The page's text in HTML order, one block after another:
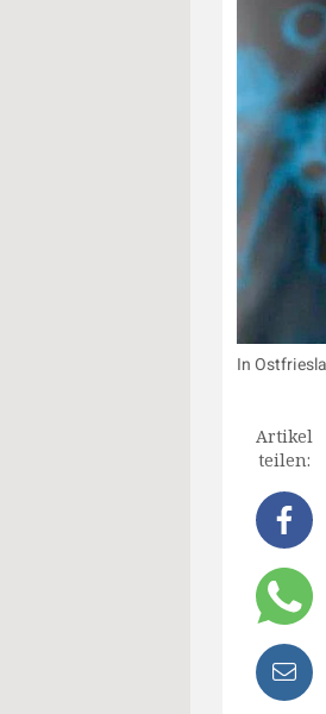
In
Artikel
teilen: